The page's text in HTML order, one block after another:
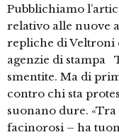
Pubblichiamo
relativo alle nuove
repliche di Veltroni
agenzie di stampa
smentite. Ma di
contro chi sta
suonano dure.
facinorosi – ha